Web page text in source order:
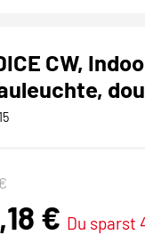
CW,
€ Du sparst